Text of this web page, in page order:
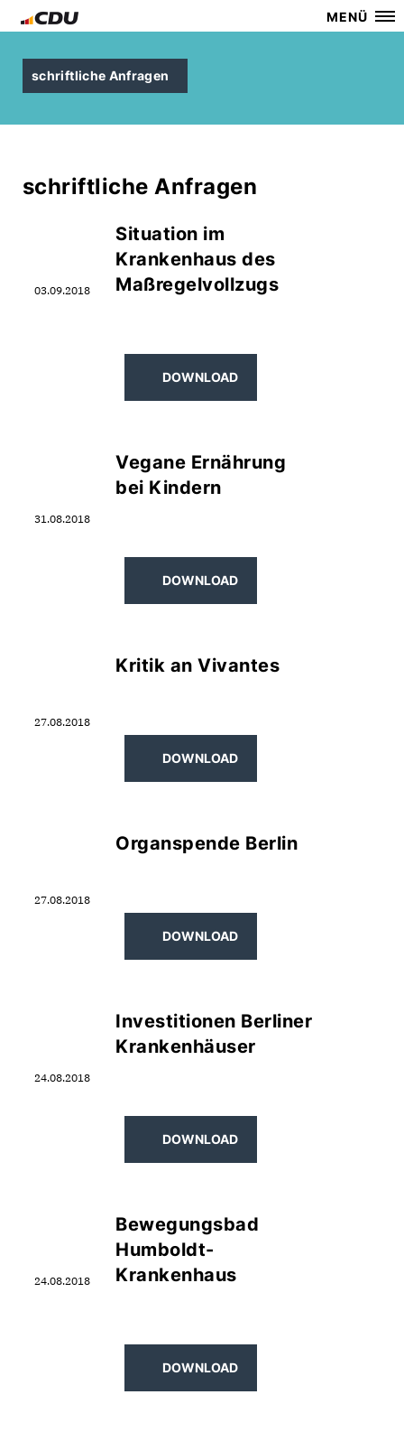
MENÜ
schriftliche Anfragen
schriftliche Anfragen
03.09.2018
Situation im
Krankenhaus des
Maßregelvollzugs
DOWNLOAD
31.08.2018
Vegane Ernährung
bei Kindern
DOWNLOAD
27.08.2018
Kritik an Vivantes
DOWNLOAD
27.08.2018
Organspende Berlin
DOWNLOAD
24.08.2018
Investitionen Berliner
Krankenhäuser
DOWNLOAD
24.08.2018
Bewegungsbad
Humboldt-
Krankenhaus
DOWNLOAD